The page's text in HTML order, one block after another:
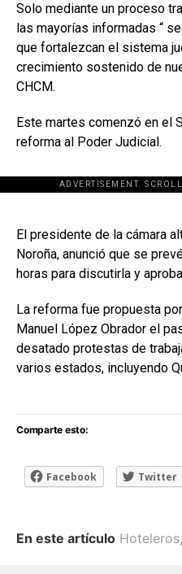
Solo mediante un proceso
las mayorías informadas “
que fortalezcan el sistema
crecimiento sostenido de
CHCM.
Este martes comenzó en el
reforma al Poder Judicial.
ADVERTISEMENT.
[adsforwp
El presidente de la cámara
Noroña, anunció que se
horas para discutirla y
La reforma fue propuesta
Manuel López Obrador el
desatado protestas de
varios estados, incluyendo
Comparte esto:
Facebook Twitter
En este artículo Hoteleros,